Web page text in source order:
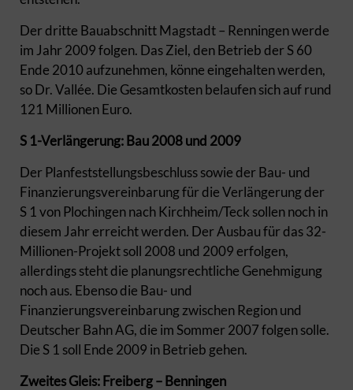
Der dritte Bauabschnitt Magstadt – Renningen werde
im Jahr 2009 folgen. Das Ziel, den Betrieb der S 60
Ende 2010 aufzunehmen, könne eingehalten werden,
so Dr. Vallée. Die Gesamtkosten belaufen sich auf rund
121 Millionen Euro.
S 1-Verlängerung: Bau 2008 und 2009
Der Planfeststellungsbeschluss sowie der Bau- und
Finanzierungsvereinbarung für die Verlängerung der
S 1 von Plochingen nach Kirchheim/Teck sollen noch in
diesem Jahr erreicht werden. Der Ausbau für das 32-
Millionen-Projekt soll 2008 und 2009 erfolgen,
allerdings steht die planungsrechtliche Genehmigung
noch aus. Ebenso die Bau- und
Finanzierungsvereinbarung zwischen Region und
Deutscher Bahn AG, die im Sommer 2007 folgen solle.
Die S 1 soll Ende 2009 in Betrieb gehen.
Zweites Gleis: Freiberg – Benningen